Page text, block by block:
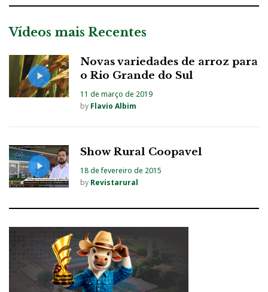
Vídeos mais Recentes
Novas variedades de arroz para
o Rio Grande do Sul
11 de março de 2019
by Flavio Albim
Show Rural Coopavel
18 de fevereiro de 2015
by Revistarural